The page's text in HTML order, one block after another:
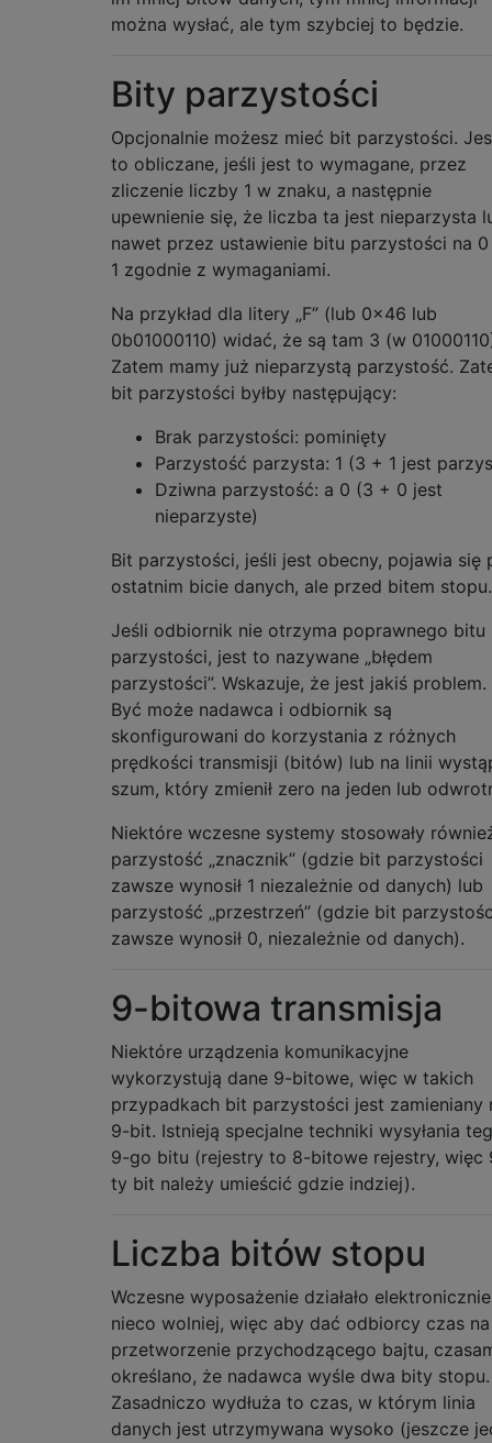
można wysłać, ale tym szybciej to będzie.
Bity parzystości
Opcjonalnie możesz mieć bit parzystości.
to obliczane, jeśli jest to wymagane, przez
zliczenie liczby 1 w znaku, a następnie
upewnienie się, że liczba ta jest nieparzysta
nawet przez ustawienie bitu parzystości na
1 zgodnie z wymaganiami.
Na przykład dla litery „F” (lub 0x46 lub
0b01000110) widać, że są tam 3 (w
Zatem mamy już nieparzystą parzystość.
bit parzystości byłby następujący:
Brak parzystości: pominięty
Parzystość parzysta: 1 (3 + 1 jest
Dziwna parzystość: a 0 (3 + 0 jest
nieparzyste)
Bit parzystości, jeśli jest obecny, pojawia się
ostatnim bicie danych, ale przed bitem stopu.
Jeśli odbiornik nie otrzyma poprawnego bitu
parzystości, jest to nazywane „błędem
parzystości”. Wskazuje, że jest jakiś problem.
Być może nadawca i odbiornik są
skonfigurowani do korzystania z różnych
prędkości transmisji (bitów) lub na linii
szum, który zmienił zero na jeden lub
Niektóre wczesne systemy stosowały
parzystość „znacznik” (gdzie bit parzystości
zawsze wynosił 1 niezależnie od danych) lub
parzystość „przestrzeń” (gdzie bit
zawsze wynosił 0, niezależnie od danych).
9-bitowa transmisja
Niektóre urządzenia komunikacyjne
wykorzystują dane 9-bitowe, więc w takich
przypadkach bit parzystości jest zamieniany
9-bit. Istnieją specjalne techniki wysyłania
9-go bitu (rejestry to 8-bitowe rejestry, więc
ty bit należy umieścić gdzie indziej).
Liczba bitów stopu
Wczesne wyposażenie działało elektronicznie
nieco wolniej, więc aby dać odbiorcy czas na
przetworzenie przychodzącego bajtu,
określano, że nadawca wyśle ​​dwa bity stopu.
Zasadniczo wydłuża to czas, w którym linia
danych jest utrzymywana wysoko (jeszcze